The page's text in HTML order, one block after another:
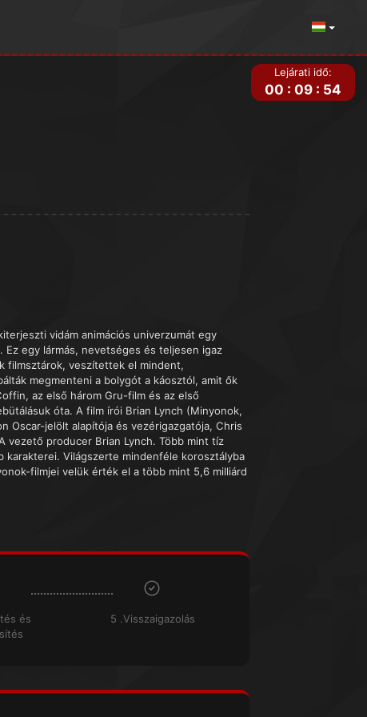
Lejárati idő:
00 : 09 : 54
vidám animációs univerzumát egy
egy lármás, nevetséges és teljesen igaz
filmsztárok, veszítettek el mindent,
megmenteni a bolygót a káosztól, amit ők
az első három Gru-film és az első
óta. A film írói Brian Lynch (Minyonok,
Oscar-jelölt alapítója és vezérigazgatója, Chris
vezető producer Brian Lynch. Több mint tíz
karakterei. Világszerte mindenféle korosztályba
filmjei velük érték el a több mint 5,6 milliárd
és
5 .Visszaigazolás